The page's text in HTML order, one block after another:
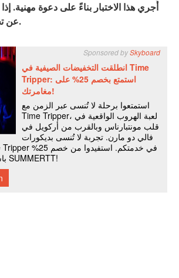
أُجري هذا الاختبار بناءً على دعوة مهنية.
عن تجربتنا، يُرجى إعلامنا.